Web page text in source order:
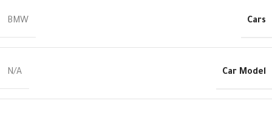
Cars
BMW
Car Model
N/A